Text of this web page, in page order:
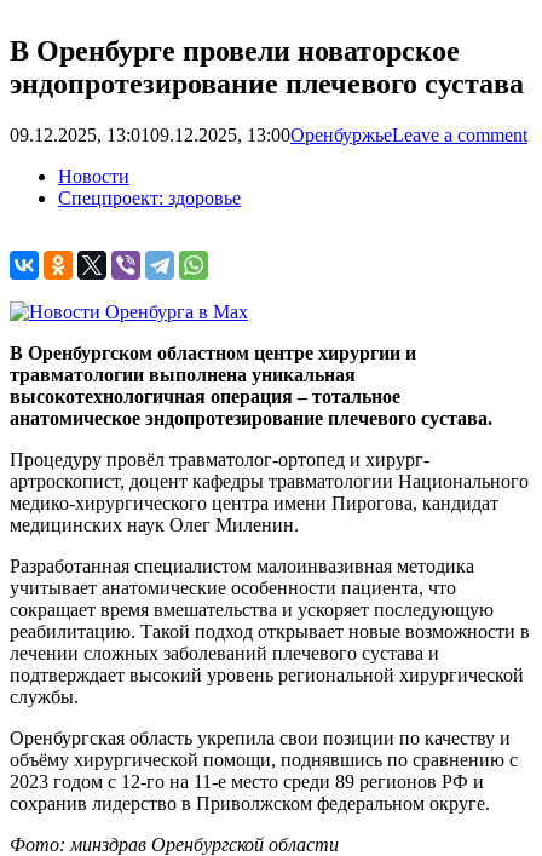
В Оренбурге провели новаторское
эндопротезирование плечевого сустава
09.12.2025, 13:0109.12.2025, 13:00ОренбуржьеLeave a comment
Новости
Спецпроект: здоровье
В Оренбургском областном центре хирургии и
травматологии выполнена уникальная
высокотехнологичная операция – тотальное
анатомическое эндопротезирование плечевого сустава.
Процедуру провёл травматолог-ортопед и хирург-
артроскопист, доцент кафедры травматологии Национального
медико-хирургического центра имени Пирогова, кандидат
медицинских наук Олег Миленин.
Разработанная специалистом малоинвазивная методика
учитывает анатомические особенности пациента, что
сокращает время вмешательства и ускоряет последующую
реабилитацию. Такой подход открывает новые возможности в
лечении сложных заболеваний плечевого сустава и
подтверждает высокий уровень региональной хирургической
службы.
Оренбургская область укрепила свои позиции по качеству и
объёму хирургической помощи, поднявшись по сравнению с
2023 годом с 12-го на 11-е место среди 89 регионов РФ и
сохранив лидерство в Приволжском федеральном округе.
Фото: минздрав Оренбургской области